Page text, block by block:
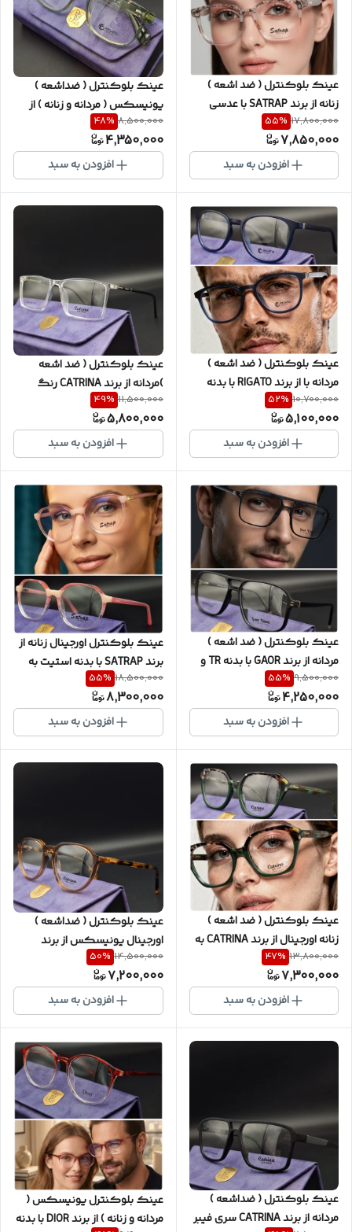
عینک بلوکنترل ( ضد اشعه )
زنانه از برند SATRAP با عدسی
ساخت کره با ضمانت یکساله به
همراه پکیج کامل سری اورجینال
شرکتی کد S/B012
17,800,000
55%
7,850,000
افزودن به سبد
عینک بلوکنترل ( ضداشعه )
یونیسکس ( مردانه و زنانه ) از
برند RIGATO با عدسی بلوکنترل و
ضدخش/ ضدبخار ساخت کره با
پک کامل ( صورتخور اسلاید آخر
)کد RG/B80
8,500,000
48%
4,350,000
افزودن به سبد
عینک بلوکنترل ( ضد اشعه )
مردانه با از برند RIGATO با بدنه
TR100 و نشکن و عدسی ساخت
کره به همراه جلد مخصوص و
دستمال نانو کد RG/B80
10,700,000
52%
5,100,000
افزودن به سبد
عینک بلوکنترل ( ضد اشعه
)مردانه از برند CATRINA رنگ
کریستالی با عدسیِ ساخت کره
به همراه گارانتی یکساله کد
CT/B73
11,500,000
49%
5,800,000
افزودن به سبد
عینک بلوکنترل ( ضد اشعه )
مردانه از برند GAOR با بدنه TR و
به همراه پکیج کامل ( در دو
رنگ ) کد GA3002
9,500,000
55%
4,250,000
افزودن به سبد
عینک بلوکنترل اورجینال زنانه از
برند SATRAP با بدنه استیت به
کامل کد ST300012
18,500,000
55%
8,300,000
افزودن به سبد
عینک بلوکنترل ( ضد اشعه )
زنانه اورجینال از برند CATRINA به
همراه پک کامل و عدسی کره ای
🇰🇷و یکسال گارانتی شرکتی
13,800,000
47%
7,300,000
افزودن به سبد
عینک بلوکنترل ( ضداشعه )
اورجینال یونیسکس از برند
CATRINA بدنه استیت با مغزی فلز
آبکاری شده با عدسی
هیدروفوبیک و ضد خش به همراه
پک کامل CT/BL99
14,500,000
50%
7,200,000
افزودن به سبد
عینک بلوکنترل ( ضداشعه )
مردانه از برند CATRINA سری فیبر
عینک بلوکنترل یونیسکس (
مردانه و زنانه ) از برند DIOR با بدنه